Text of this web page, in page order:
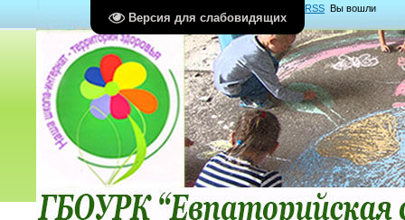
Версия для слабовидящих
RSS Вы вошли
какГость Группа "Гости"